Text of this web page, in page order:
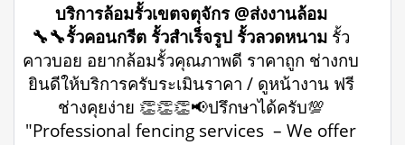
บริการล้อมรั้วเขตจตุจักร @ส่งงานล้อม
🔧🔧รั้วคอนกรีต รั้วสำเร็จรูป รั้วลวดหนาม รั้ว
คาวบอย อยากล้อมรั้วคุณภาพดี ราคาถูก ช่างกบ
ยินดีให้บริการครับระเมินราคา / ดูหน้างาน ฟรี
ช่างคุยง่าย 👏👏👏📢ปรึกษาได้ครับ💯
"Professional fencing services – We offer